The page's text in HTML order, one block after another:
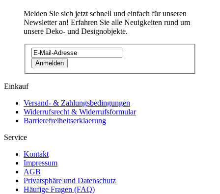
Melden Sie sich jetzt schnell und einfach für unseren
Newsletter an! Erfahren Sie alle Neuigkeiten rund um
unsere Deko- und Designobjekte.
Anmelden
Einkauf
Versand- & Zahlungsbedingungen
Widerrufsrecht & Widerrufsformular
Barrierefreiheitserklaerung
Service
Kontakt
Impressum
AGB
Privatsphäre und Datenschutz
Häufige Fragen (FAQ)